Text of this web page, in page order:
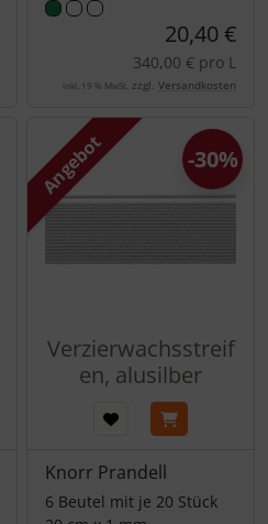
20,40 €
340,00 € pro L
inkl. 19 % MwSt. zzgl. Versandkosten
Angebot
Verzierwachsstreif
en, alusilber
Knorr Prandell
6 Beutel mit je 20 Stück
-30%